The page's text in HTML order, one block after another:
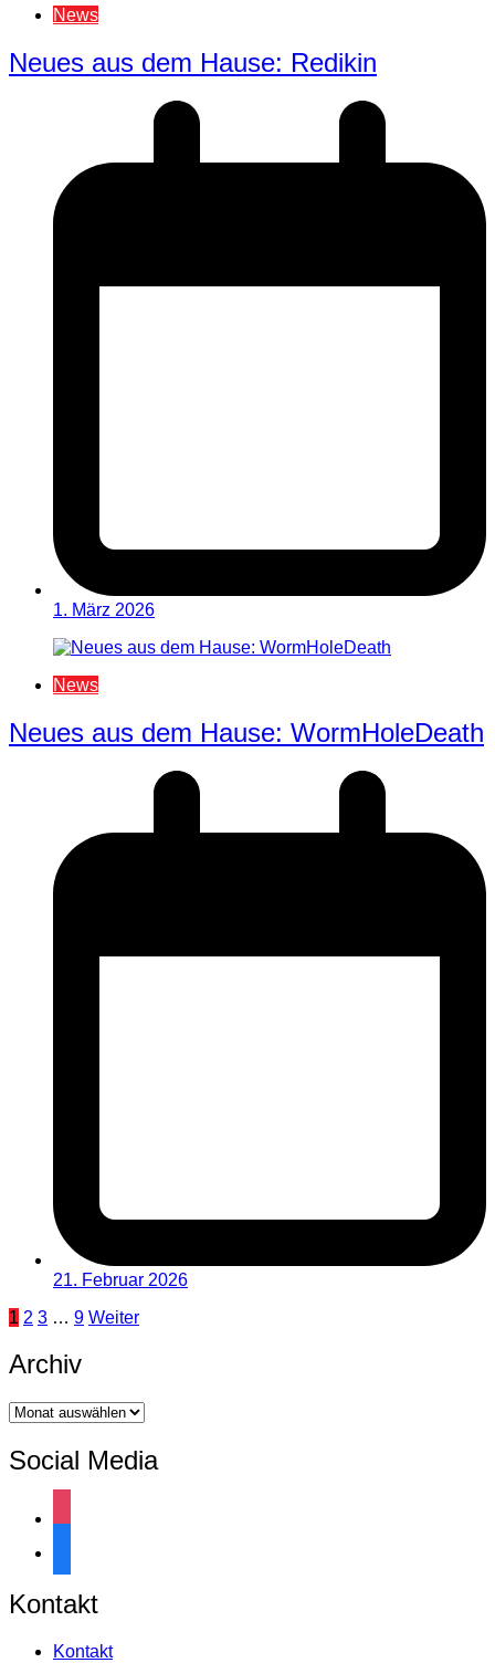
News
Neues aus dem Hause: Redikin
1. März 2026
News
Neues aus dem Hause: WormHoleDeath
21. Februar 2026
Seitennummerierung
der
Beiträge
1 2 3 … 9 Weiter
Archiv
Archiv
Social Media
Kontakt
Kontakt